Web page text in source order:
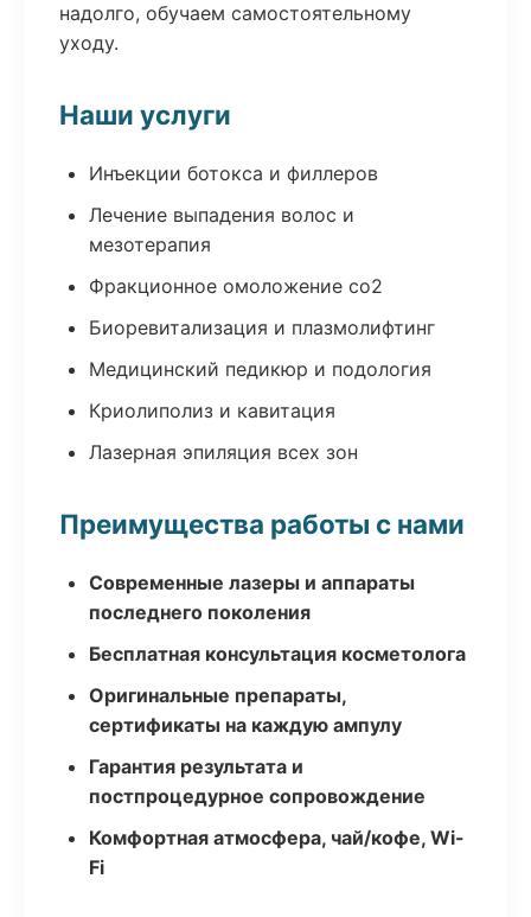
надолго, обучаем самостоятельному
уходу.
Наши услуги
Инъекции ботокса и филлеров
Лечение выпадения волос и
мезотерапия
Фракционное омоложение co2
Биоревитализация и плазмолифтинг
Медицинский педикюр и подология
Криолиполиз и кавитация
Лазерная эпиляция всех зон
Преимущества работы с нами
Современные лазеры и аппараты
последнего поколения
Бесплатная консультация косметолога
Оригинальные препараты,
сертификаты на каждую ампулу
Гарантия результата и
постпроцедурное сопровождение
Комфортная атмосфера, чай/кофе, Wi-
Fi